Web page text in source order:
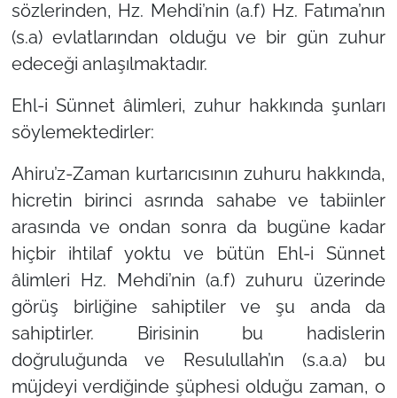
sözlerinden, Hz. Mehdi’nin (a.f) Hz. Fatıma’nın
(s.a) evlatlarından olduğu ve bir gün zuhur
edeceği anlaşılmaktadır.
Ehl-i Sünnet âlimleri, zuhur hakkında şunları
söylemektedirler:
Ahiru’z-Zaman kurtarıcısının zuhuru hakkında,
hicretin birinci asrında sahabe ve tabiinler
arasında ve ondan sonra da bugüne kadar
hiçbir ihtilaf yoktu ve bütün Ehl-i Sünnet
âlimleri Hz. Mehdi’nin (a.f) zuhuru üzerinde
görüş birliğine sahiptiler ve şu anda da
sahiptirler. Birisinin bu hadislerin
doğruluğunda ve Resulullah’ın (s.a.a) bu
müjdeyi verdiğinde şüphesi olduğu zaman, o